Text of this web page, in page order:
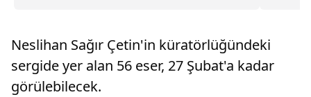
(45) ile Ç....
Neslihan Sağır Çetin'in küratörlüğündeki
sergide yer alan 56 eser, 27 Şubat'a kadar
görülebilecek.